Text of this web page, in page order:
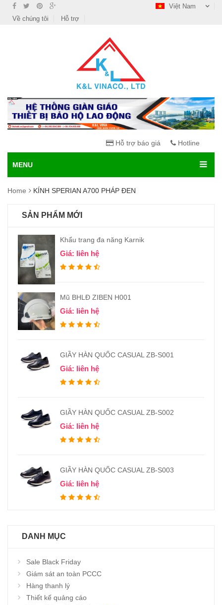
Việt Nam
Về chúng tôi
Hỗ trợ
Hỗ trợ báo giá Hotline
MENU
Home KÍNH SPERIAN A700 PHÁP ĐEN
SẢN PHẨM MỚI
Khẩu trang đa năng Karnik
Giá: liên hệ
Mũ BHLĐ ZIBEN H001
Giá: liên hệ
GIẦY HÀN QUỐC CASUAL ZB-S001
Giá: liên hệ
GIẦY HÀN QUỐC CASUAL ZB-S002
Giá: liên hệ
GIẦY HÀN QUỐC CASUAL ZB-S003
Giá: liên hệ
DANH MỤC
Sale Black Friday
Giám sát an toàn PCCC
Hàng thanh lý
Thiết kế quảng cáo